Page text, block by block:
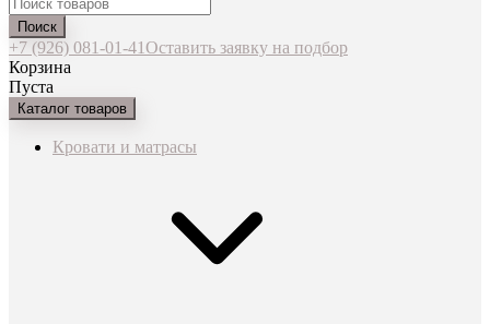
Поиск
+7 (926) 081-01-41Оставить заявку на подбор
Корзина
Пуста
Каталог товаров
Кровати и матрасы